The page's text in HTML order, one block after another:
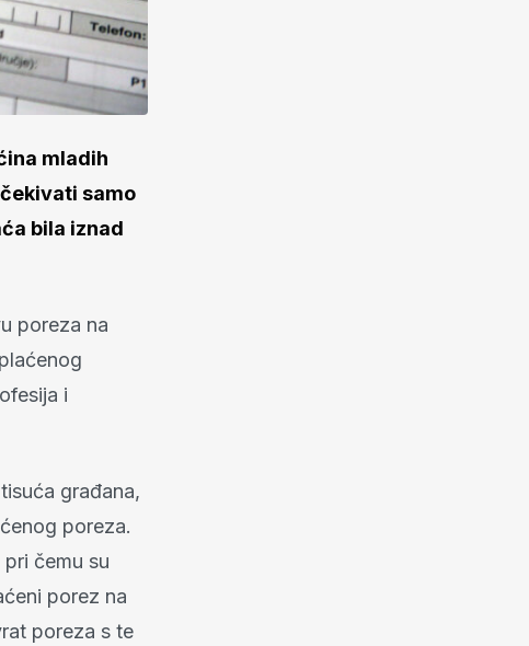
mladih
samo
bila iznad
poreza na
i
građana,
poreza.
čemu su
porez na
poreza s te